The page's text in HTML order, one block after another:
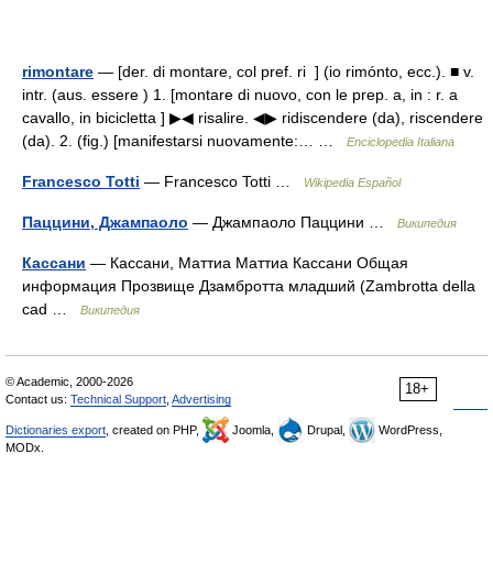
rimontare — [der. di montare, col pref. ri ] (io rimónto, ecc.). ■ v.
intr. (aus. essere ) 1. [montare di nuovo, con le prep. a, in : r. a
cavallo, in bicicletta ] ▶◀ risalire. ◀▶ ridiscendere (da), riscendere
(da). 2. (fig.) [manifestarsi nuovamente:… …
Enciclopedia Italiana
Francesco Totti — Francesco Totti … Wikipedia Español
Паццини, Джампаоло — Джампаоло Паццини … Википедия
Кассани — Кассани, Маттиа Маттиа Кассани Общая
информация Прозвище Дзамбротта младший (Zambrotta della
cad …
Википедия
18+
© Academic, 2000-2026
Contact us: Technical Support Advertising
Dictionaries export , created on PHP, Joomla, Drupal,
WordPress,
MODx.